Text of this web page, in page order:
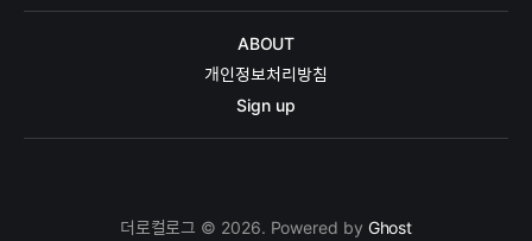
ABOUT
개인정보처리방침
Sign up
더로컬로그 © 2026. Powered by Ghost